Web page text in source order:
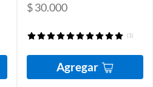
$ 30.000
(1)
Agregar